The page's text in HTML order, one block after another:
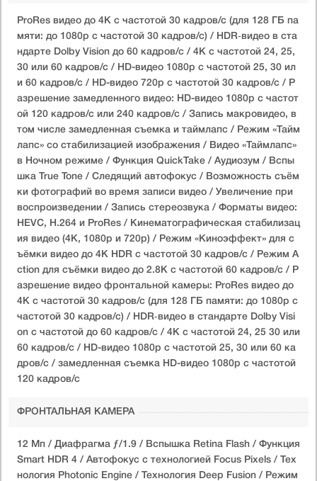
ProRes видео до 4K с частотой 30 кадров/с (для 128 ГБ па
мяти: до 1080p с частотой 30 кадров/с) / HDR‑видео в ста
ндарте Dolby Vision до 60 кадров/ с / 4K с частотой 24, 25,
30 или 60 кадров/ с / HD-видео 1080p с частотой 25, 30 ил
и 60 кадров/ с / HD-видео 720p с частотой 30 кадров/ с / Р
азрешение замедленного видео: HD-видео 1080р c частот
ой 120 кадров/ с или 240 кадров/ с / Запись макровидео, в
том числе замедленная съемка и таймлапс / Режим «Тайм
лапс» со стабилизацией изображения / Видео «Таймлапс»
в Ночном режиме / Функция QuickTake / Аудиозум / Вспы
шка True Tone / Следящий автофокус / Возможность съём
ки фотографий во время записи видео / Увеличение при
воспроизведении / Запись стереозвука / Форматы видео:
HEVC, H.264 и ProRes / Кинематографическая стабилизац
ия видео (4K, 1080p и 720p) / Режим «Киноэффект» для с
ъёмки видео до 4K HDR с частотой 30 кадров/с / Режим A
ction для съёмки видео до 2.8К с частотой 60 кадров/с / Р
азрешение видео фронтальной камеры: ProRes видео до
4K с частотой 30 кадров/с (для 128 ГБ памяти: до 1080p с
частотой 30 кадров/с) / HDR‑видео в стандарте Dolby Visi
on с частотой до 60 кадров/с / 4K с частотой 24, 25 30 или
60 кадров/с / HD-видео 1080p с частотой 25, 30 или 60 ка
дров/с / замедленная съемка HD-видео 1080p с частотой
120 кадров/с
ФРОНТАЛЬНАЯ КАМЕРА
12 Мп / Диафрагма ƒ/1.9 / Вспышка Retina Flash / Функция
Smart HDR 4 / Автофокус с технологией Focus Pixels / Тех
нология Photonic Engine / Технология Deep Fusion / Режим